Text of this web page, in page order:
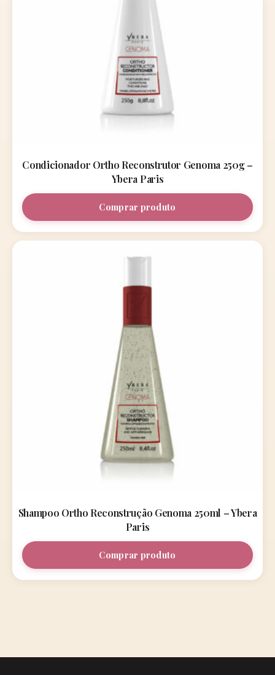
Condicionador Ortho Reconstrutor Genoma 250g –
Ybera Paris
Comprar produto
Shampoo Ortho Reconstrução Genoma 250ml – Ybera
Paris
Comprar produto